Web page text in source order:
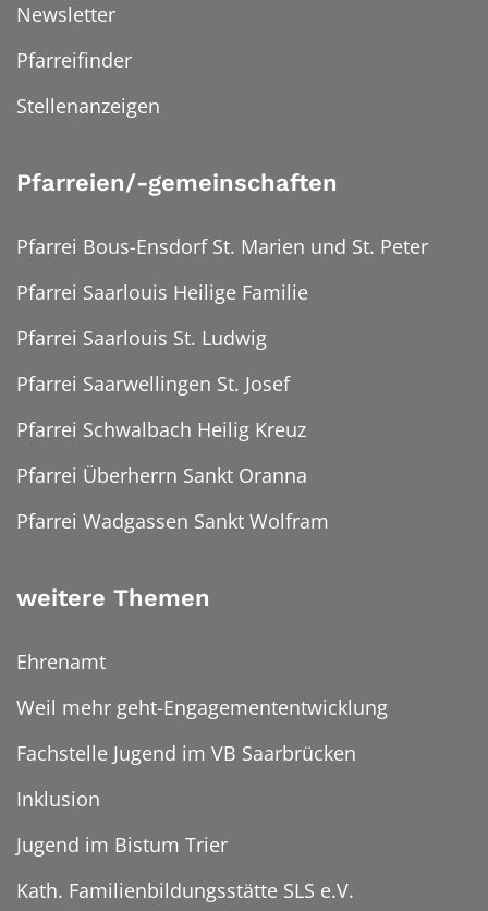
Newsletter
Pfarreifinder
Stellenanzeigen
Pfarreien/-gemeinschaften
Pfarrei Bous-Ensdorf St. Marien und St. Peter
Pfarrei Saarlouis Heilige Familie
Pfarrei Saarlouis St. Ludwig
Pfarrei Saarwellingen St. Josef
Pfarrei Schwalbach Heilig Kreuz
Pfarrei Überherrn Sankt Oranna
Pfarrei Wadgassen Sankt Wolfram
weitere Themen
Ehrenamt
Weil mehr geht-Engagemententwicklung
Fachstelle Jugend im VB Saarbrücken
Inklusion
Jugend im Bistum Trier
Kath. Familienbildungsstätte SLS e.V.